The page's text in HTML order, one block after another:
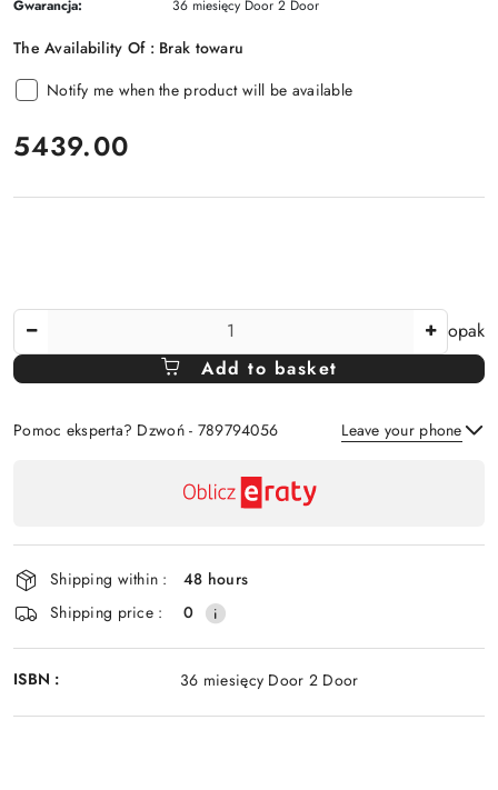
Gwarancja:
36 miesięcy Door 2 Door
The Availability Of : Brak towaru
Notify me when the product will be available
price:
5439.00
Of
opak
Add to basket
Pomoc eksperta? Dzwoń - 789794056 Leave your phone
and
delivery
Shipping within :
48 hours
Shipping price :
0
ISBN : 36 miesięcy Door 2 Door